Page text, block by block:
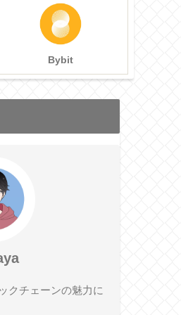
Bybit
クチェーンの魅力に